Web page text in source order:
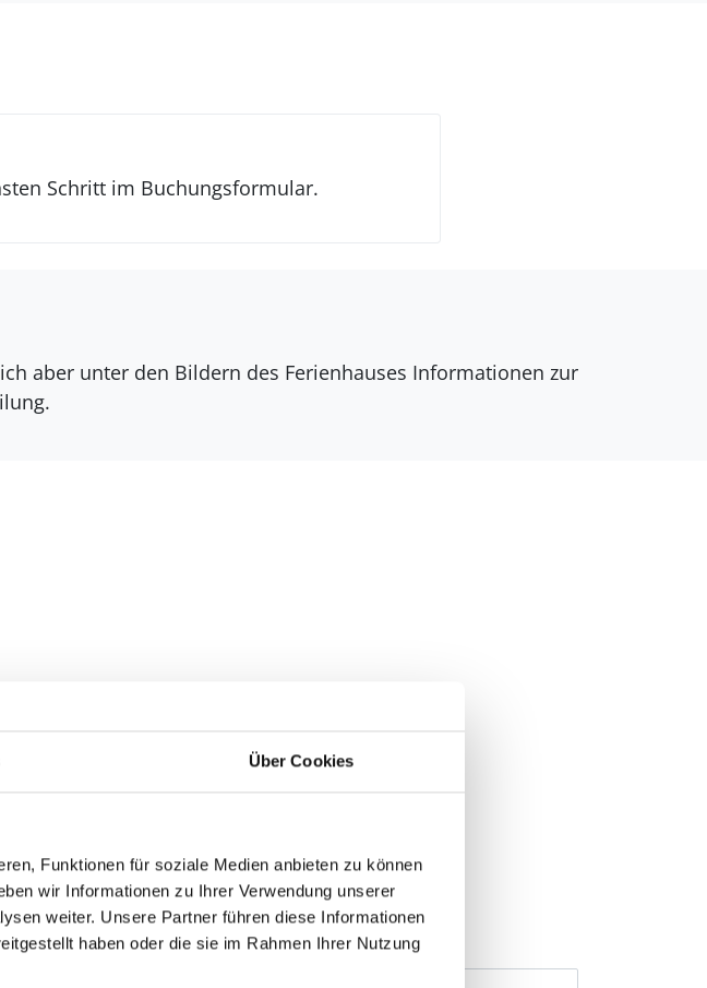
Über Cookies
Funktionen für soziale Medien anbieten zu können
wir Informationen zu Ihrer Verwendung unserer
weiter. Unsere Partner führen diese Informationen
haben oder die sie im Rahmen Ihrer Nutzung
Schritt im Buchungsformular.
aber unter den Bildern des Ferienhauses Informationen zur